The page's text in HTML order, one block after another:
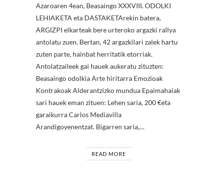
Azaroaren 4ean, Beasaingo XXXVIII. ODOLKI
LEHIAKETA eta DASTAKETArekin batera,
ARGIZPI elkarteak bere urteroko argazki rallya
antolatu zuen. Bertan, 42 argazkilari zalek hartu
zuten parte, hainbat herritatik etorriak.
Antolatzaileek gai hauek aukeratu zituzten:
Beasaingo odolkia Arte hiritarra Emozioak
Kontrakoak Alderantzizko mundua Epaimahaiak
sari hauek eman zituen: Lehen saria, 200 €eta
garaikurra Carlos Mediavilla
Arandigoyenentzat. Bigarren saria,…
READ MORE